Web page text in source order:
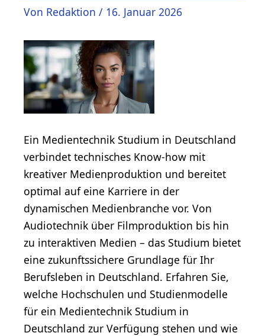
Von Redaktion / 16. Januar 2026
Ein Medientechnik Studium in Deutschland
verbindet technisches Know-how mit
kreativer Medienproduktion und bereitet
optimal auf eine Karriere in der
dynamischen Medienbranche vor. Von
Audiotechnik über Filmproduktion bis hin
zu interaktiven Medien – das Studium bietet
eine zukunftssichere Grundlage für Ihr
Berufsleben in Deutschland. Erfahren Sie,
welche Hochschulen und Studienmodelle
für ein Medientechnik Studium in
Deutschland zur Verfügung stehen und wie